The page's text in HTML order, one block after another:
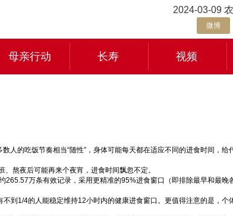
2024-03-09
微博
母亲行动 长寿 视频
人的吃饭节奏相当“随性”，身体可能每天都在适应不同的进食时间，给
熬夜后可能再来个夜宵，进食时间飘忽不定。
万条有效记录，采用更精准的95%进食窗口（即排除最早和最
到1/4的人能稳定维持12小时内的健康进食窗口。更值得注意的是，个